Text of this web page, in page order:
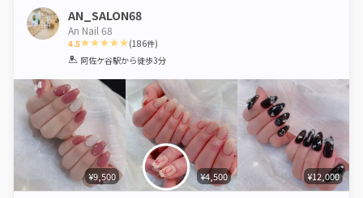
AN_SALON68
An Nail 68
4.5
1 2 3 4 5
(186件)
阿佐ケ谷駅から徒歩3分
¥9,500 ¥4,500 ¥12,000